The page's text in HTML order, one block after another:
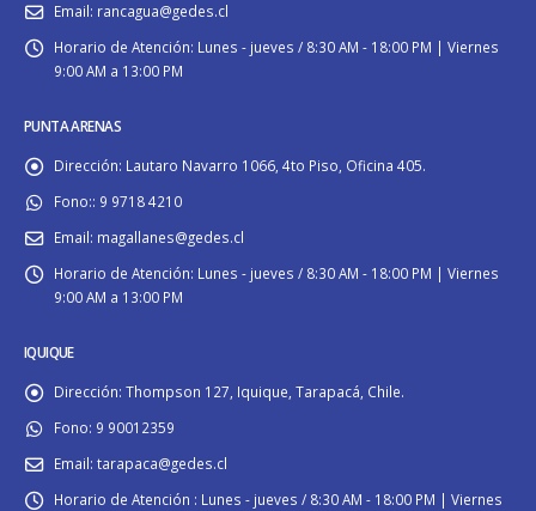
Email: rancagua@gedes.cl
Horario de Atención: Lunes - jueves / 8:30 AM - 18:00 PM | Viernes
9:00 AM a 13:00 PM
PUNTA ARENAS
Dirección: Lautaro Navarro 1066, 4to Piso, Oficina 405.
Fono:: 9 9718 4210
Email: magallanes@gedes.cl
Horario de Atención: Lunes - jueves / 8:30 AM - 18:00 PM | Viernes
9:00 AM a 13:00 PM
IQUIQUE
Dirección: Thompson 127, Iquique, Tarapacá, Chile.
Fono: 9 90012359
Email: tarapaca@gedes.cl
Horario de Atención : Lunes - jueves / 8:30 AM - 18:00 PM | Viernes